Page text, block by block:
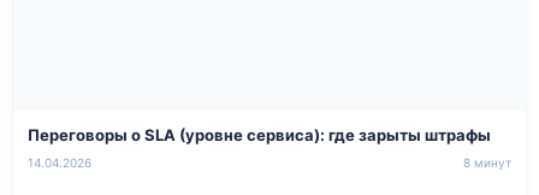
Переговоры о SLA (уровне сервиса): где зарыты штрафы
14.04.2026 8 минут